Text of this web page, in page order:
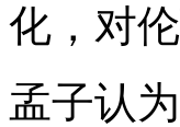
化，对
孟子认